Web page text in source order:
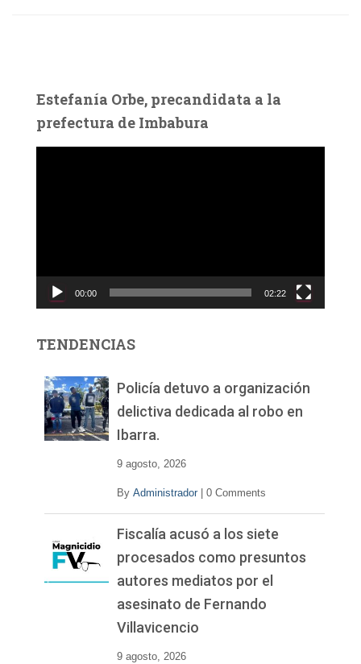
Estefanía Orbe, precandidata a la
prefectura de Imbabura
c
d
00:00 02:22
TENDENCIAS
Policía detuvo a organización
delictiva dedicada al robo en
Ibarra.
9 agosto, 2026
By Administrador 0 Comments
Fiscalía acusó a los siete
procesados como presuntos
autores mediatos por el
asesinato de Fernando
Villavicencio
9 agosto, 2026